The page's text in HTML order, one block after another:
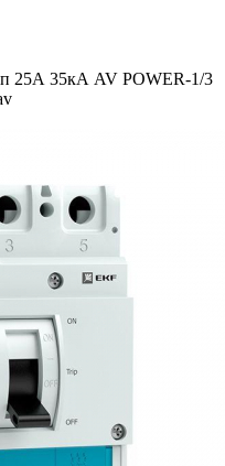
25А 35кА AV POWER-1/3